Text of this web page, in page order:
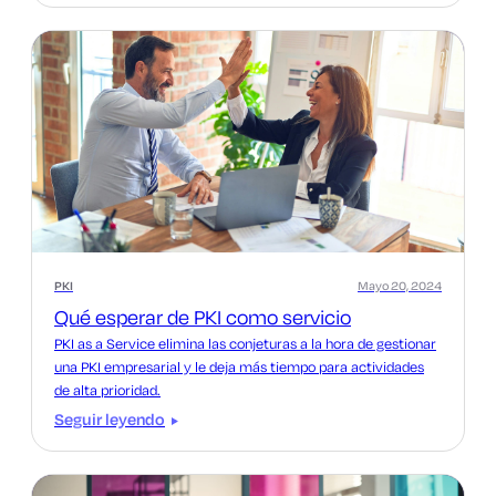
PKI
Qué esperar de PKI como servicio
Mayo 20, 2024
PKI as a Service elimina las conjeturas a la hora de gestionar
una PKI empresarial y le deja más tiempo para actividades
de alta prioridad.
Seguir leyendo